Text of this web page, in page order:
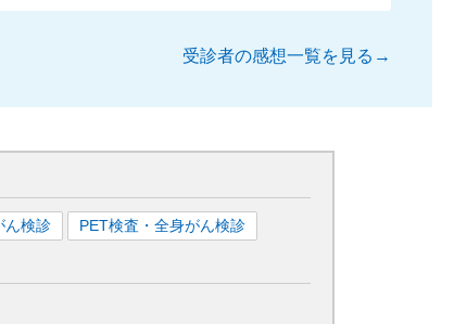
受診者の感想一覧を見る→
ん検診
PET検査・全身がん検診